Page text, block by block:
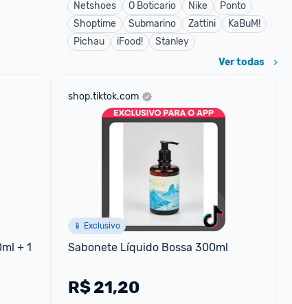
Netshoes
O Boticario Nike
Ponto
Shoptime
Submarino Zattini
KaBuM!
Pichau
iFood! Stanley
Ver todas
+ 1
shop.tiktok.com
📱 Exclusivo
Sabonete Líquido Bossa 300ml
R$21,20